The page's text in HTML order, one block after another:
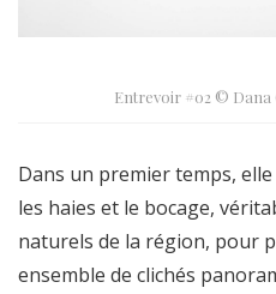
Entrevoir #02 © Dana
Dans un premier temps,
les haies et le bocage,
naturels de la région, pour
ensemble de clichés